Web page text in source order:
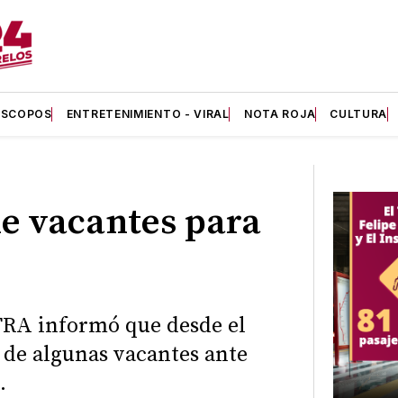
ENTRETENIMIENTO - VIRAL NOTA ROJA CULTURA
vacantes para
informó que desde el
algunas vacantes ante